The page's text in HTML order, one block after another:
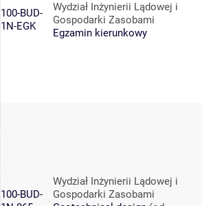
100-BUD-
1N-EGK
Wydział Inżynierii Lądowej i
Gospodarki Zasobami
Egzamin kierunkowy
100-BUD-
Wydział Inżynierii Lądowej i
Gospodarki Zasobami